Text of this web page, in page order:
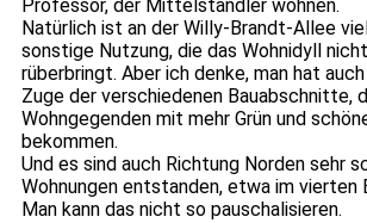
Professor, der Mittelständler wohnen.
Natürlich ist an der Willy-Brandt-Allee
sonstige Nutzung, die das Wohnidyll
rüberbringt. Aber ich denke, man hat
Zuge der verschiedenen Bauabschnitte,
Wohngegenden mit mehr Grün und
bekommen.
Und es sind auch Richtung Norden sehr
Wohnungen entstanden, etwa im vierten
Man kann das nicht so pauschalisieren.